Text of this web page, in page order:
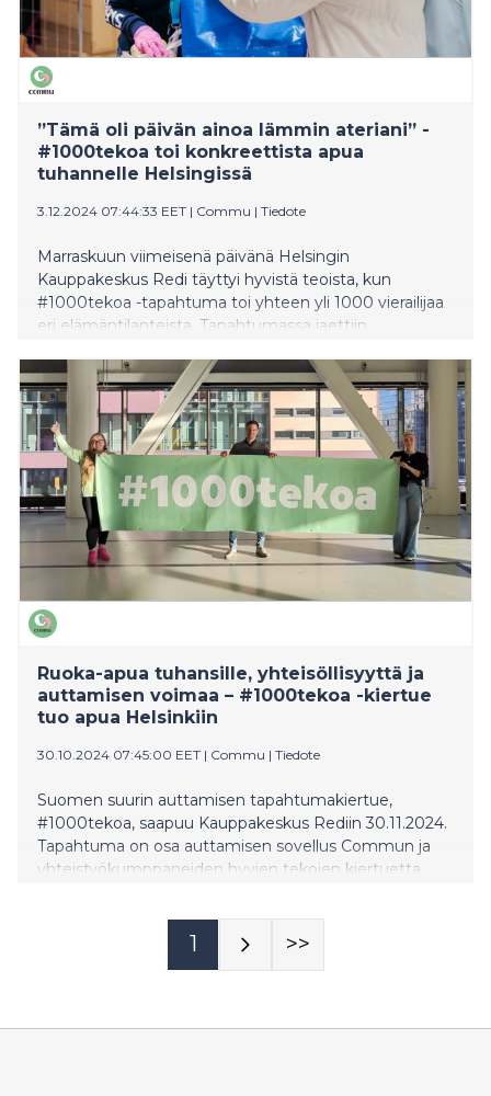
”Tämä oli päivän ainoa lämmin ateriani” -
#1000tekoa toi konkreettista apua
tuhannelle Helsingissä
3.12.2024 07:44:33 EET | Commu | Tiedote
Marraskuun viimeisenä päivänä Helsingin
Kauppakeskus Redi täyttyi hyvistä teoista, kun
#1000tekoa -tapahtuma toi yhteen yli 1000 vierailijaa
eri elämäntilanteista. Tapahtumassa jaettiin
tekoihin. Päivän aikana apua tarvitseville jaettiin 1000
ruokakassia ja tarjottiin 500 maksutonta lämmintä
lounasta. Tunnelmaa kohottivat yhdistysten tuoma
arjen tuki sekä vapaaehtoisten järjestämät suunnatut
aktiviteetit, kuten kasvomaalaus ja pikakampaukset.
Ruoka-apua tuhansille, yhteisöllisyyttä ja
auttamisen voimaa – #1000tekoa -kiertue
tuo apua Helsinkiin
30.10.2024 07:45:00 EET | Commu | Tiedote
Suomen suurin auttamisen tapahtumakiertue,
#1000tekoa, saapuu Kauppakeskus Rediin 30.11.2024.
Tapahtuma on osa auttamisen sovellus Commun ja
yhteistyökumppaneiden hyvien tekojen kiertuetta,
lounasta ja auttajat ja avun tarvitsijat saman katon alle.
1 >>